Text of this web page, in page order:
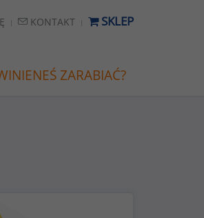
KONTAKT SKLEP
ZARABIAĆ?